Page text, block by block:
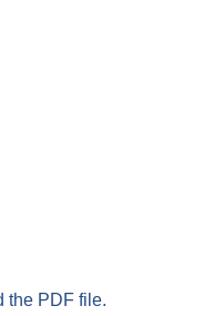
the PDF file.